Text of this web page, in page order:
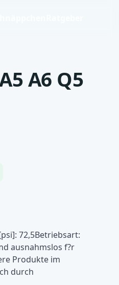
A6 Q5
72,5Betriebsart:
ausnahmslos f?r
Produkte im
durch